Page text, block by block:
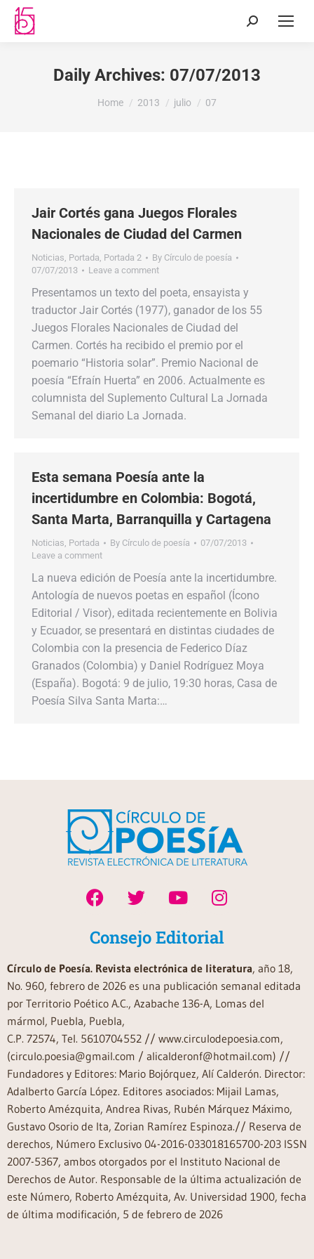
Daily Archives: 07/07/2013
You are here:
Home 2013 julio 07
Jair Cortés gana Juegos Florales
Nacionales de Ciudad del Carmen
Noticias, Portada, Portada 2 By Círculo de poesía
07/07/2013
Leave a comment
Presentamos un texto del poeta, ensayista y
traductor Jair Cortés (1977), ganador de los 55
Juegos Florales Nacionales de Ciudad del
Carmen. Cortés ha recibido el premio por el
poemario “Historia solar”. Premio Nacional de
poesía “Efraín Huerta” en 2006. Actualmente es
columnista del Suplemento Cultural La Jornada
Semanal del diario La Jornada.
Esta semana Poesía ante la
incertidumbre en Colombia: Bogotá,
Santa Marta, Barranquilla y Cartagena
Noticias, Portada By Círculo de poesía
07/07/2013
Leave a comment
La nueva edición de Poesía ante la incertidumbre.
Antología de nuevos poetas en español (Ícono
Editorial / Visor), editada recientemente en Bolivia
y Ecuador, se presentará en distintas ciudades de
Colombia con la presencia de Federico Díaz
Granados (Colombia) y Daniel Rodríguez Moya
(España). Bogotá: 9 de julio, 19:30 horas, Casa de
Poesía Silva Santa Marta:…
Consejo Editorial
Círculo de Poesía. Revista electrónica de literatura, año 18,
No. 960, febrero de 2026 es una publicación semanal editada
por Territorio Poético A.C., Azabache 136-A, Lomas del
mármol, Puebla, Puebla,
C.P. 72574, Tel. 5610704552 // www.circulodepoesia.com,
(circulo.poesia@gmail.com / alicalderonf@hotmail.com) //
Fundadores y Editores: Mario Bojórquez, Alí Calderón. Director:
Adalberto García López. Editores asociados: Mijail Lamas,
Roberto Amézquita, Andrea Rivas, Rubén Márquez Máximo,
Gustavo Osorio de Ita, Zorian Ramírez Espinoza.// Reserva de
derechos, Número Exclusivo 04-2016-033018165700-203 ISSN
2007-5367, ambos otorgados por el Instituto Nacional de
Derechos de Autor. Responsable de la última actualización de
este Número, Roberto Amézquita, Av. Universidad 1900, fecha
de última modificación, 5 de febrero de 2026